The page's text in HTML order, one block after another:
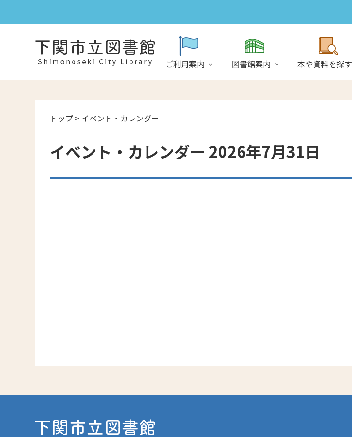
ご利用案内 図書館案内 本や資料を探す
トップ > イベント・カレンダー
イベント・カレンダー 2026年7月31日